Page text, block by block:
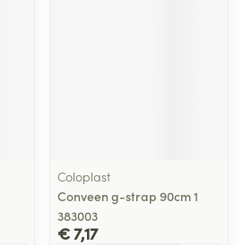
Coloplast
Conveen g-strap 90cm 1
383003
€ 7,17